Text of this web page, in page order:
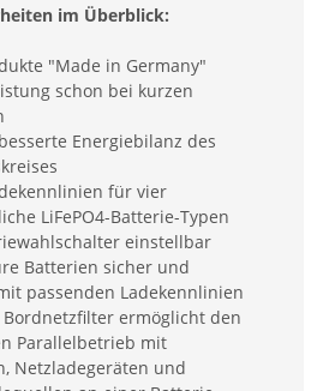
im Überblick:
"Made in Germany"
schon bei kurzen
Energiebilanz des
für vier
LiFePO4-Batterie-Typen
einstellbar
Batterien sicher und
passenden Ladekennlinien
ermöglicht den
Parallelbetrieb mit
Netzladegeräten und